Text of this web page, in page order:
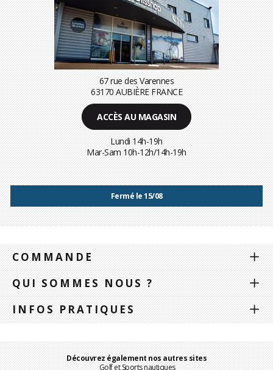
67 rue des Varennes
63170 AUBIÈRE FRANCE
ACCÈS AU MAGASIN
Lundi 14h-19h
Mar-Sam 10h-12h/14h-19h
Fermé le 15/08
COMMANDE
QUI SOMMES NOUS ?
INFOS PRATIQUES
Découvrez également nos autres sites
Golf et Sports nautiques